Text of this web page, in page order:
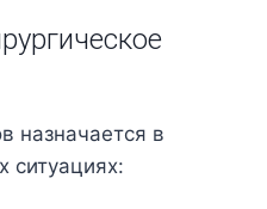
назначается в
ситуациях: